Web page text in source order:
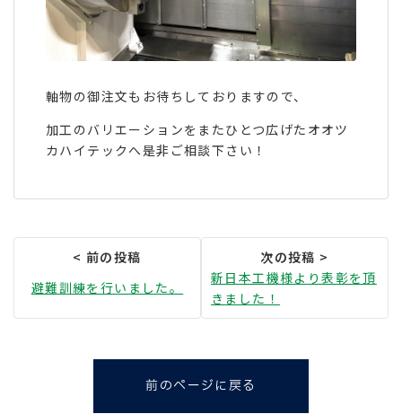
軸物の御注文もお待ちしておりますので、
加工のバリエーションをまたひとつ広げたオオツ
カハイテックへ是非ご相談下さい！
避難訓練を行いました。
新日本工機様より表彰を頂
きました！
前のページに戻る